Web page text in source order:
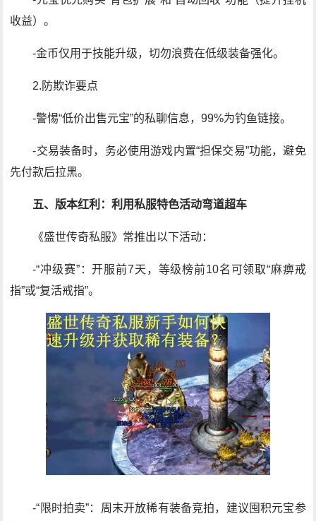
收益）。
-金币仅用于技能升级，切勿浪费在低级装备强化。
2.防欺诈要点
-警惕“低价出售元宝”的私聊信息，99%为钓鱼链接。
-交易装备时，务必使用游戏内置“担保交易”功能，避免
先付款后拉黑。
五、版本红利：利用私服特色活动弯道超车
《盛世传奇私服》常推出以下活动：
-“冲级赛”：开服前7天，等级榜前10名可领取“麻痹戒
指”或“复活戒指”。
-“限时拍卖”：周末开放稀有装备竞拍，建议囤积元宝参